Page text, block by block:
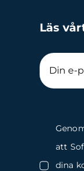
Läs
att
dina